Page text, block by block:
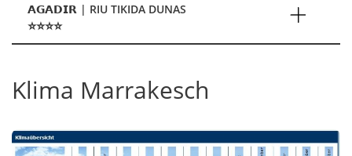
𝗔𝗚𝗔𝗗𝗜𝗥 | RIU TIKIDA DUNAS
⭐⭐⭐⭐
Klima Marrakesch